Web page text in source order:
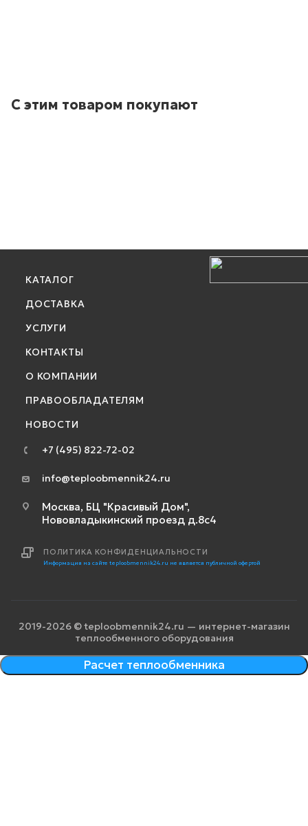
С этим товаром покупают
КАТАЛОГ
ДОСТАВКА
УСЛУГИ
КОНТАКТЫ
О КОМПАНИИ
ПРАВООБЛАДАТЕЛЯМ
НОВОСТИ
+7 (495) 822-72-02
info@teploobmennik24.ru
Москва, БЦ "Красивый Дом",
Нововладыкинский проезд д.8с4
ПОЛИТИКА КОНФИДЕНЦИАЛЬНОСТИ
Информация на сайте teploobmennik24.ru не является публичной офертой
2019-2026 © teploobmennik24.ru — интернет-магазин
теплообменного оборудования
Расчет теплообменника